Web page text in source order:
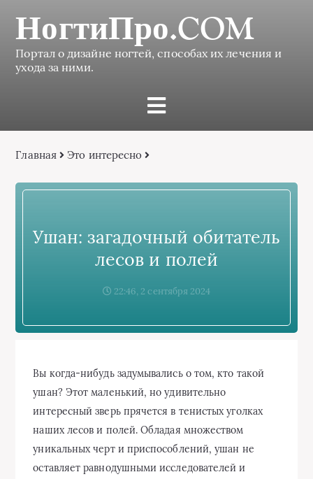
НогтиПро.COM
Портал о дизайне ногтей, способах их лечения и
ухода за ними.
Главная Это интересно
Ушан: загадочный обитатель
лесов и полей
22:46, 2 сентября 2024
Вы когда-нибудь задумывались о том, кто такой
ушан? Этот маленький, но удивительно
интересный зверь прячется в тенистых уголках
наших лесов и полей. Обладая множеством
уникальных черт и приспособлений, ушан не
оставляет равнодушными исследователей и